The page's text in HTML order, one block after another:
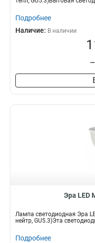
Подробнее
Наличие: В наличии
–
Эра LED
Лампа светодиодная Эра
нейтр, GU5.3)Эта
Подробнее